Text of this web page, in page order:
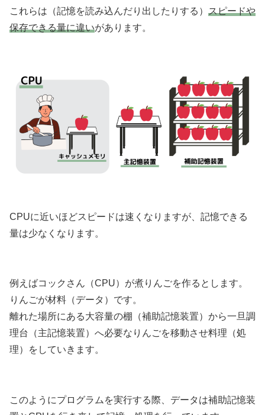
これらは（記憶を読み込んだり出したりする） スピードや
保存できる量に違いがあります。
CPUに近いほどスピードは速くなりますが、記憶できる
量は少なくなります。
例えばコックさん（CPU）が煮りんごを作るとします。
りんごが材料（データ）です。
離れた場所にある大容量の棚（補助記憶装置）から一旦調
理台（主記憶装置）へ必要なりんごを移動させ料理（処
理）をしていきます。
このようにプログラムを実行する際、データは補助記憶装